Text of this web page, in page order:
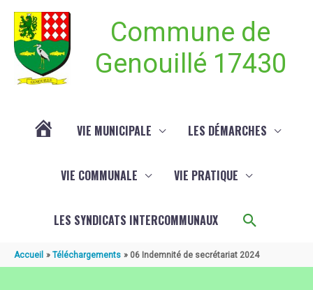
Commune de
Genouillé 17430
VIE MUNICIPALE LES DÉMARCHES
VIE COMMUNALE VIE PRATIQUE
LES SYNDICATS INTERCOMMUNAUX
Accueil Téléchargements 06 Indemnité de secrétariat 2024